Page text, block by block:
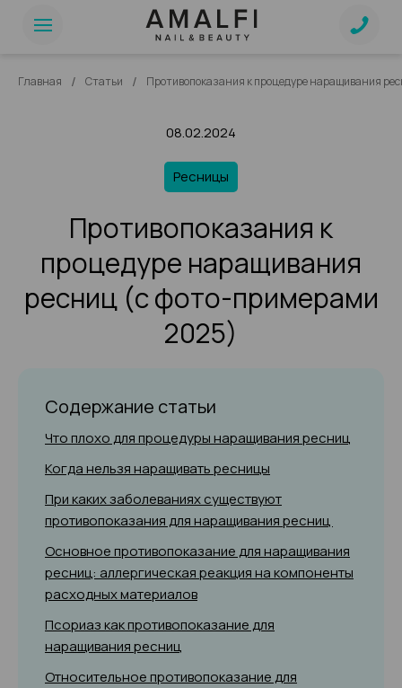
Главная / Статьи / Противопоказания к процедуре наращивания
08.02.2024
Ресницы
Противопоказания к
процедуре наращивания
ресниц (с фото-примерами
2025)
Содержание статьи
Что плохо для процедуры наращивания ресниц
Когда нельзя наращивать ресницы
При каких заболеваниях существуют
противопоказания для наращивания ресниц
Основное противопоказание для наращивания
ресниц: аллергическая реакция на компоненты
расходных материалов
Псориаз как противопоказание для
наращивания ресниц
Относительное противопоказание для